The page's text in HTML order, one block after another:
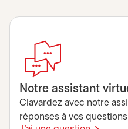
Notre assistant
Clavardez avec notre
réponses à vos